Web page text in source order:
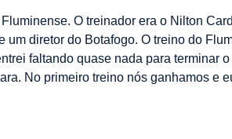
O treinador era o Nilton
diretor do Botafogo. O treino do
faltando quase nada para terminar
No primeiro treino nós ganhamos